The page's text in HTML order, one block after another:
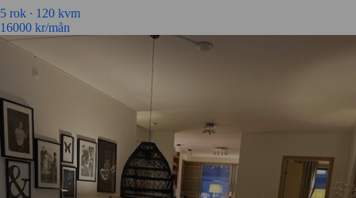
5 rok ∙ 120 kvm
16000 kr/mån